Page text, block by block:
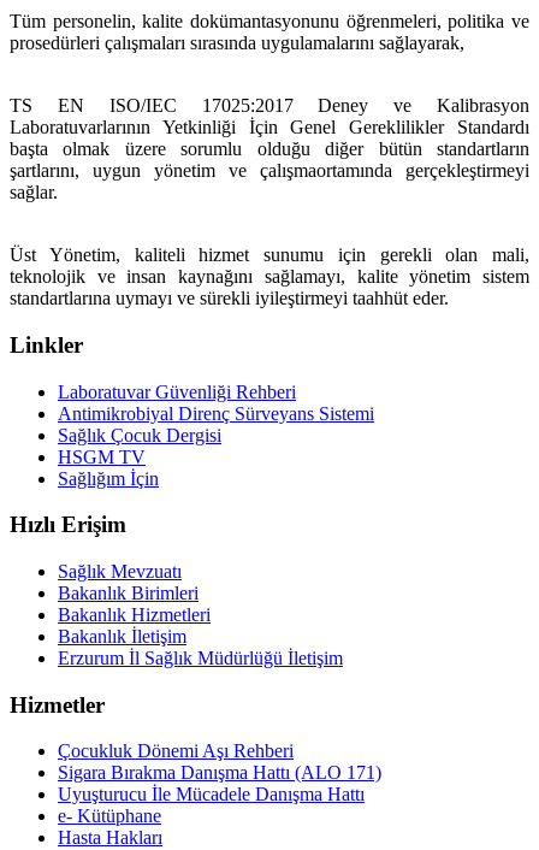
Tüm personelin, kalite dokümantasyonunu öğrenmeleri, politika ve
prosedürleri çalışmaları sırasında uygulamalarını sağlayarak,
TS EN ISO/IEC 17025:2017 Deney ve Kalibrasyon
Laboratuvarlarının Yetkinliği İçin Genel Gereklilikler Standardı
başta olmak üzere sorumlu olduğu diğer bütün standartların
şartlarını, uygun yönetim ve çalışmaortamında gerçekleştirmeyi
sağlar.
Üst Yönetim, kaliteli hizmet sunumu için gerekli olan mali,
teknolojik ve insan kaynağını sağlamayı, kalite yönetim sistem
standartlarına uymayı ve sürekli iyileştirmeyi taahhüt eder.
Linkler
Laboratuvar Güvenliği Rehberi
Antimikrobiyal Direnç Sürveyans Sistemi
Sağlık Çocuk Dergisi
HSGM TV
Sağlığım İçin
Hızlı Erişim
Sağlık Mevzuatı
Bakanlık Birimleri
Bakanlık Hizmetleri
Bakanlık İletişim
Erzurum İl Sağlık Müdürlüğü İletişim
Hizmetler
Çocukluk Dönemi Aşı Rehberi
Sigara Bırakma Danışma Hattı (ALO 171)
Uyuşturucu İle Mücadele Danışma Hattı
e- Kütüphane
Hasta Hakları